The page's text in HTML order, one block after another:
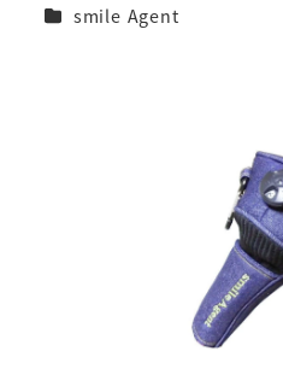
カテゴリー
smile Agent